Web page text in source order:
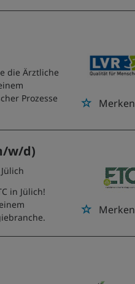
Merken
die Ärztliche
Prozesse
w/d)
Merken
in Jülich!